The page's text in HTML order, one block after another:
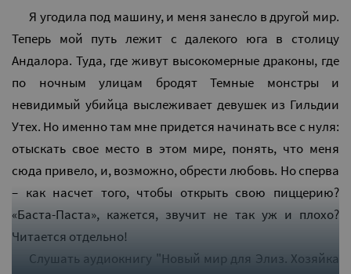
Я угодила под машину, и меня занесло в другой мир.
Теперь мой путь лежит с далекого юга в столицу
Андалора. Туда, где живут высокомерные драконы, где
по ночным улицам бродят Темные монстры и
невидимый убийца выслеживает девушек из Гильдии
Утех. Но именно там мне придется начинать все с нуля:
отыскать свое место в этом мире, понять, что меня
сюда привело, и, возможно, обрести любовь. Но сперва
– как насчет того, чтобы открыть свою пиццерию?
«Баста-Паста», кажется, звучит не так уж и плохо?
Читается отдельно!
Слушать аудиокнигу "Новый мир для Элиз. Хозяйка